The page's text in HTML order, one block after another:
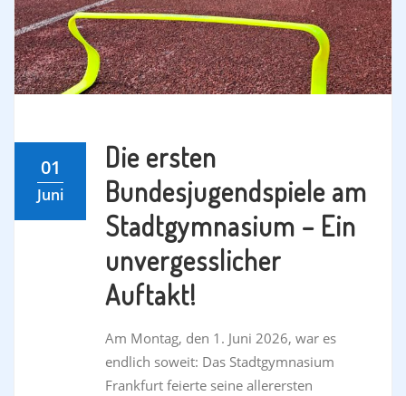
01
Juni
Die ersten
Bundesjugendspiele am
Stadtgymnasium – Ein
unvergesslicher
Auftakt!
Am Montag, den 1. Juni 2026, war es
endlich soweit: Das Stadtgymnasium
Frankfurt feierte seine allerersten